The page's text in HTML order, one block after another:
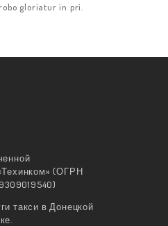
gloriatur in pri.
(ОГРН
такси в Донецкой